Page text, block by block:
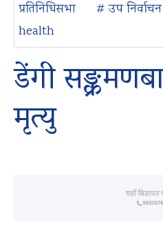
प्रतिनिधिसभा
# उप निर्वाचन
health
डेंगी
मृत्यु